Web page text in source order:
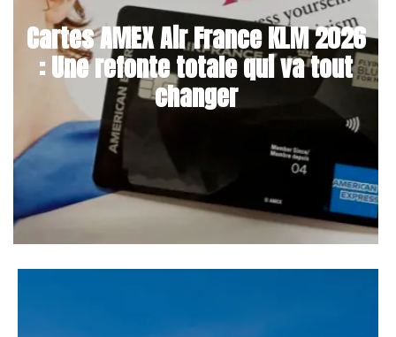
Cartes AMEX Air France KLM 2026
: Une refonte totale qui va tout
changer